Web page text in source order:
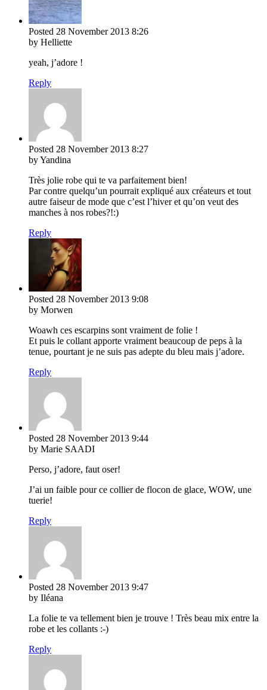
Posted 28 November 2013 8:26
by Helliette
yeah, j’adore !
Reply
Posted 28 November 2013 8:27
by Yandina
Très jolie robe qui te va parfaitement bien!
Par contre quelqu’un pourrait expliqué aux créateurs et tout
autre faiseur de mode que c’est l’hiver et qu’on veut des
manches à nos robes?!:)
Reply
Posted 28 November 2013 9:08
by Morwen
Woawh ces escarpins sont vraiment de folie !
Et puis le collant apporte vraiment beaucoup de peps à la
tenue, pourtant je ne suis pas adepte du bleu mais j’adore.
Reply
Posted 28 November 2013 9:44
by Marie SAADI
Perso, j’adore, faut oser!
J’ai un faible pour ce collier de flocon de glace, WOW, une
tuerie!
Reply
Posted 28 November 2013 9:47
by Iléana
La folie te va tellement bien je trouve ! Très beau mix entre la
robe et les collants :-)
Reply